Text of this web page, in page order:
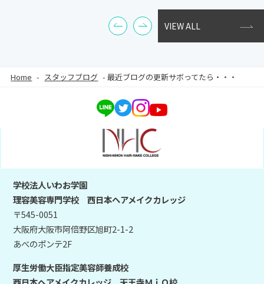
VIEW ALL
Home - スタッフブログ -最近ブログの更新サボってたら・・・
学校法人いわお学園
理容美容専門学校 西日本ヘアメイクカレッジ
〒545-0051
大阪府大阪市阿倍野区旭町2-1-2
あべのポンテ2F
厚生労働大臣指定美容師養成校